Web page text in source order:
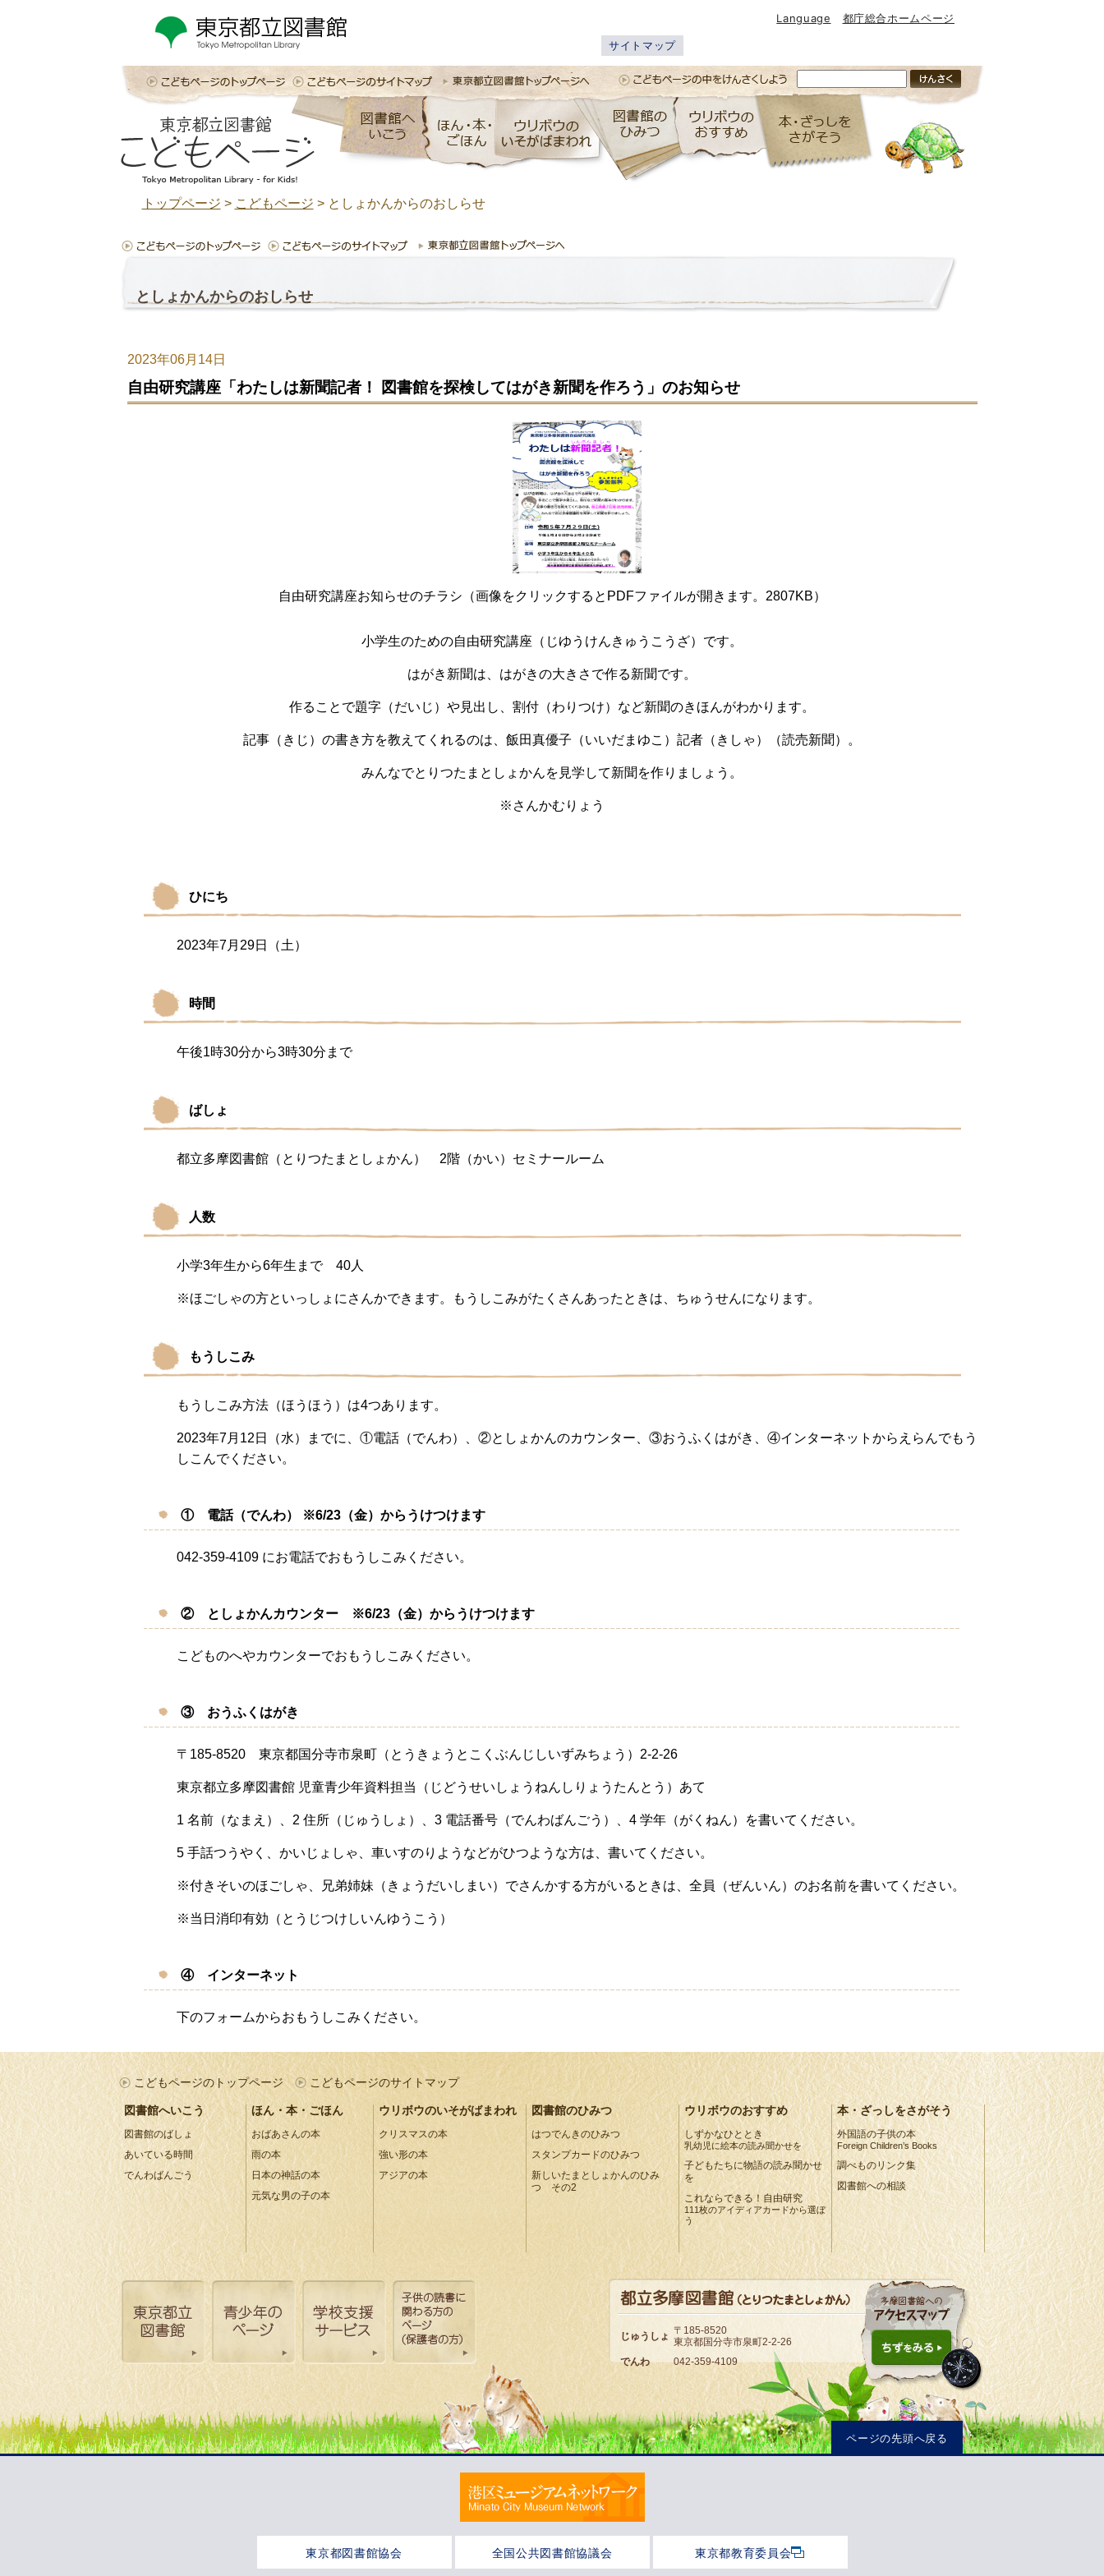
Language 都庁総合ホームページ
サイトマップ
トップページ > こどもページ > としょかんからのおしらせ
としょかんからのおしらせ
2023年06月14日
自由研究講座「わたしは新聞記者！ 図書館を探検してはがき新聞を作ろう」のお知らせ
自由研究講座お知らせのチラシ（画像をクリックするとPDFファイルが開きます。2807KB）
小学生のための自由研究講座（じゆうけんきゅうこうざ）です。
はがき新聞は、はがきの大きさで作る新聞です。
作ることで題字（だいじ）や見出し、割付（わりつけ）など新聞のきほんがわかります。
記事（きじ）の書き方を教えてくれるのは、飯田真優子（いいだまゆこ）記者（きしゃ）（読売新聞）。
みんなでとりつたまとしょかんを見学して新聞を作りましょう。
※さんかむりょう
ひにち
2023年7月29日（土）
時間
午後1時30分から3時30分まで
ばしょ
都立多摩図書館（とりつたまとしょかん） 2階（かい）セミナールーム
人数
小学3年生から6年生まで 40人
※ほごしゃの方といっしょにさんかできます。もうしこみがたくさんあったときは、ちゅうせんになります。
もうしこみ
もうしこみ方法（ほうほう）は4つあります。
2023年7月12日（水）までに、①電話（でんわ）、②としょかんのカウンター、③おうふくはがき、④インターネットからえらんでもう
しこんでください。
① 電話（でんわ） ※6/23（金）からうけつけます
042-359-4109 にお電話でおもうしこみください。
② としょかんカウンター ※6/23（金）からうけつけます
こどものへやカウンターでおもうしこみください。
③ おうふくはがき
〒185-8520 東京都国分寺市泉町（とうきょうとこくぶんじしいずみちょう）2-2-26
東京都立多摩図書館 児童青少年資料担当（じどうせいしょうねんしりょうたんとう）あて
1 名前（なまえ）、2 住所（じゅうしょ）、3 電話番号（でんわばんごう）、4 学年（がくねん）を書いてください。
5 手話つうやく、かいじょしゃ、車いすのりようなどがひつような方は、書いてください。
※付きそいのほごしゃ、兄弟姉妹（きょうだいしまい）でさんかする方がいるときは、全員（ぜんいん）のお名前を書いてください。
※当日消印有効（とうじつけしいんゆうこう）
④ インターネット
下のフォームからおもうしこみください。
こどもページのトップページ こどもページのサイトマップ
図書館へいこう
図書館のばしょ
あいている時間
でんわばんごう
ほん・本・ごほん
おばあさんの本
雨の本
日本の神話の本
元気な男の子の本
ウリボウのいそがばまわれ
クリスマスの本
強い形の本
アジアの本
図書館のひみつ
はつでんきのひみつ
スタンプカードのひみつ
新しいたまとしょかんのひみ
つ その2
ウリボウのおすすめ
しずかなひととき
乳幼児に絵本の読み聞かせを
子どもたちに物語の読み聞かせ
を
これならできる！自由研究
111枚のアイディアカードから選ぼ
う
本・ざっしをさがそう
外国語の子供の本
Foreign Children’s Books
調べものリンク集
図書館への相談
じゅうしょ 〒185-8520
東京都国分寺市泉町2-2-26
でんわ
042-359-4109
ページの先頭へ戻る
東京都図書館協会 全国公共図書館協議会 東京都教育委員会